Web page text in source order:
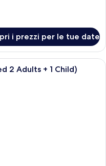
i prezzi per le tue date
camera d'albergo moderna con
2 Adults + 1 Child)